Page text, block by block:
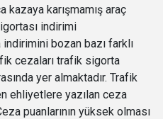
karışmamış araç
indirimi
bozan bazı farklı
cezaları trafik sigorta
yer almaktadır. Trafik
ehliyetlere yazılan ceza
puanlarının yüksek olması